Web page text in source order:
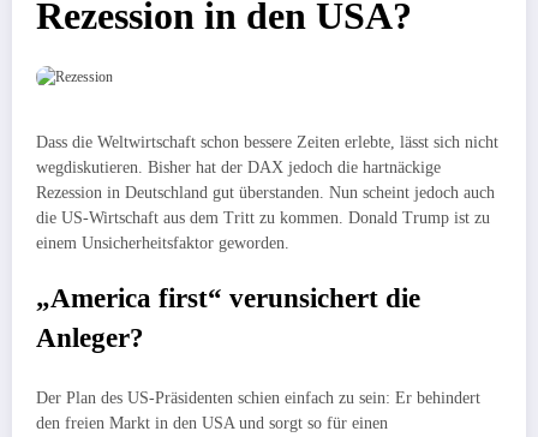
Rezession in den USA?
Dass die Weltwirtschaft schon bessere Zeiten erlebte, lässt sich nicht
wegdiskutieren. Bisher hat der DAX jedoch die hartnäckige
Rezession in Deutschland gut überstanden. Nun scheint jedoch auch
die US-Wirtschaft aus dem Tritt zu kommen. Donald Trump ist zu
einem Unsicherheitsfaktor geworden.
„America first“ verunsichert die
Anleger?
Der Plan des US-Präsidenten schien einfach zu sein: Er behindert
den freien Markt in den USA und sorgt so für einen